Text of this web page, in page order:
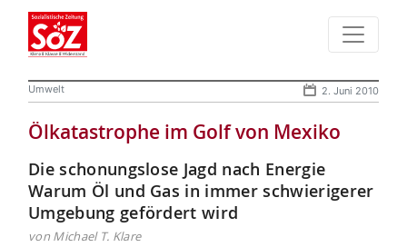
Umwelt 2. Juni 2010
Ölkatastrophe im Golf von Mexiko
Die schonungslose Jagd nach Energie
Warum Öl und Gas in immer schwierigerer
Umgebung gefördert wird
von Michael T. Klare